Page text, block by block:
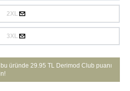
2XL
3XL
bu üründe29.95 TL Derimod Club puanı